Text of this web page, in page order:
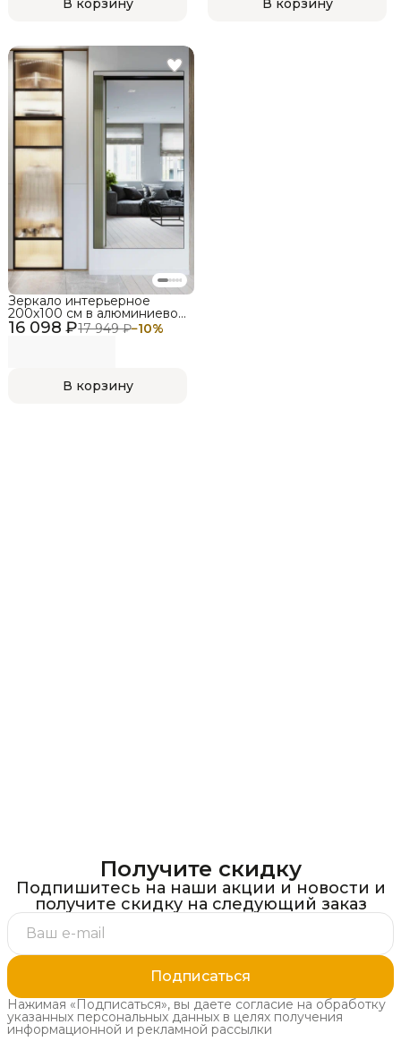
В корзину В корзину
16 098 ₽17 949 ₽−10%
Зеркало интерьерное
200х100 см в алюминиевой
раме настенное,
LIGROOM, черное
В корзину
Получите скидку
Подпишитесь на наши акции и новости и
получите скидку на следующий заказ
Подписаться
Нажимая «Подписаться», вы даете согласие на обработку
указанных персональных данных в целях получения
информационной и рекламной рассылки